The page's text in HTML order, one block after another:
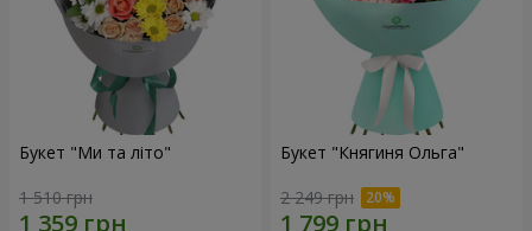
Букет "Ми та літо"
1 510 грн
Букет "Княгиня Ольга"
2 249 грн